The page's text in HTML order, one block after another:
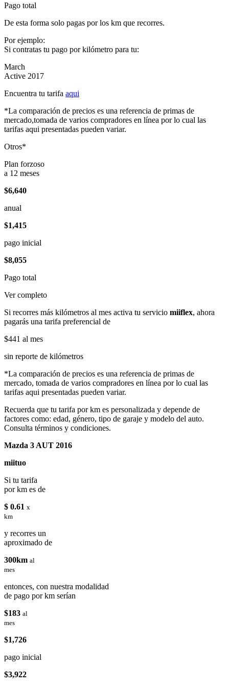
Pago total
De esta forma solo pagas por los km que recorres.
Por ejemplo:
Si contratas tu pago por kilómetro para tu:
March
Active 2017
Encuentra tu tarifa aqui
*La comparación de precios es una referencia de primas de
mercado,tomada de varios compradores en línea por lo cual las
tarifas aqui presentadas pueden variar.
Otros*
Plan forzoso
a 12 meses
$6,640
anual
$1,415
pago inicial
$8,055
Pago total
Ver completo
Si recorres más kilómetros al mes activa tu servicio miiflex, ahora
pagarás una tarifa preferencial de
$441 al mes
sin reporte de kilómetros
*La comparación de precios es una referencia de primas de
mercado, tomada de varios compradores en línea por lo cual las
tarifas aqui presentadas pueden variar.
Recuerda que tu tarifa por km es personalizada y depende de
factores como: edad, género, tipo de garaje y modelo del auto.
Consulta términos y condiciones.
Mazda 3 AUT 2016
miituo
Si tu tarifa
por km es de
$ 0.61 x
km
y recorres un
aproximado de
300km al
mes
entonces, con nuestra modalidad
de pago por km serían
$183 al
mes
$1,726
pago inicial
$3,922